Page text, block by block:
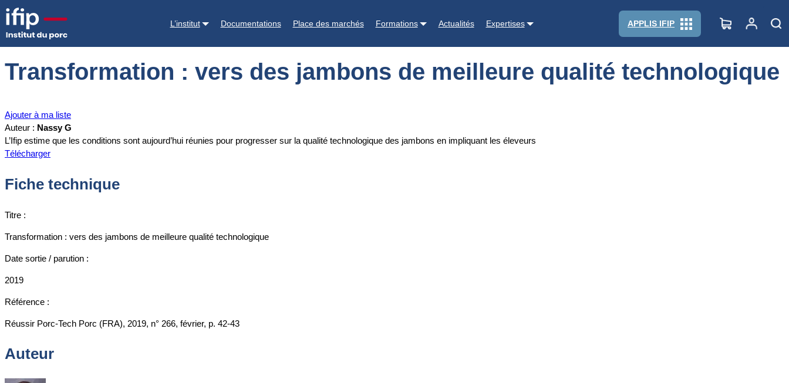
L’institut Documentations Place des marchés Formations Actualités Expertises APPLIS IFIP
Accueil Documentations
Transformation : vers des jambons de meilleure qualité technologique
Ajouter à ma liste
Auteur : Nassy G
L’Ifip estime que les conditions sont aujourd’hui réunies pour progresser sur la qualité technologique des jambons en impliquant les éleveurs
Télécharger
Fiche technique
Titre :
Transformation : vers des jambons de meilleure qualité technologique
Date sortie / parution :
2019
Référence :
Réussir Porc-Tech Porc (FRA), 2019, n° 266, février, p. 42-43
Auteur